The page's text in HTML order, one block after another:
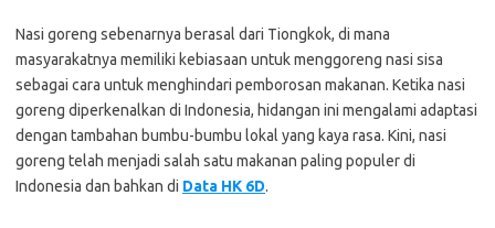
Nasi goreng sebenarnya berasal dari Tiongkok, di mana
masyarakatnya memiliki kebiasaan untuk menggoreng nasi sisa
sebagai cara untuk menghindari pemborosan makanan. Ketika nasi
goreng diperkenalkan di Indonesia, hidangan ini mengalami adaptasi
dengan tambahan bumbu-bumbu lokal yang kaya rasa. Kini, nasi
goreng telah menjadi salah satu makanan paling populer di
Indonesia dan bahkan di Data HK 6D.